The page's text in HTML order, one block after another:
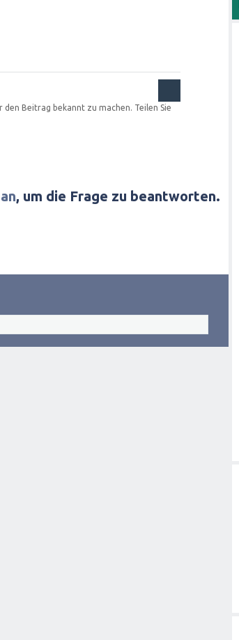
Beitrag bekannt zu machen. Teilen Sie
, um die Frage zu beantworten.